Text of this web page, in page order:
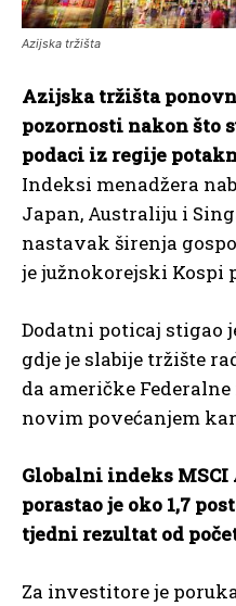
Azijska tržišta
Azijska tržišta
pozornosti nakon što
podaci iz regije
Indeksi menadžera
Japan, Australiju i
nastavak širenja
je južnokorejski Kospi
Dodatni poticaj stigao
gdje je slabije tržište
da američke
novim povećanjem
Globalni indeks
porastao je oko 1,7
tjedni rezultat od
Za investitore je